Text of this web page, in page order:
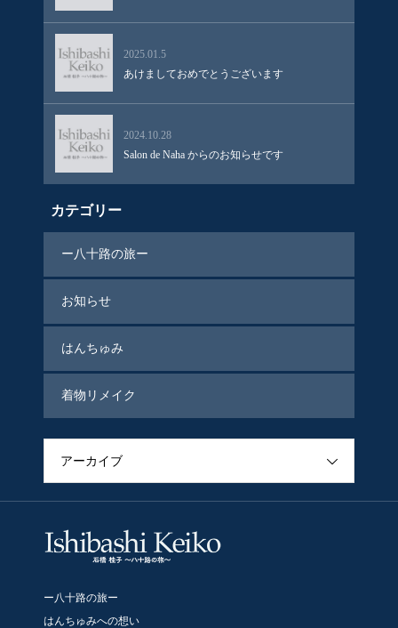
2025.01.5
あけましておめでとうございます
2024.10.28
Salon de Naha からのお知らせです
カテゴリー
ー八十路の旅ー
お知らせ
はんちゅみ
着物リメイク
アーカイブ
ー八十路の旅ー
はんちゅみへの想い